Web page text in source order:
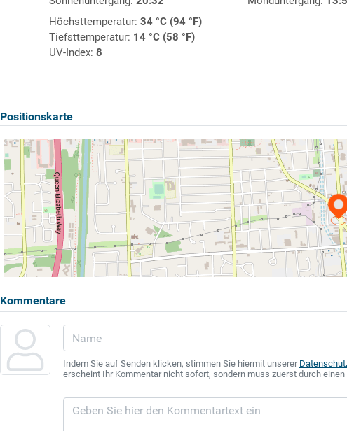
Höchsttemperatur: 34 °C (94 °F)
Tiefsttemperatur: 14 °C (58 °F)
UV-Index: 8
Positionskarte
Kommentare
Indem Sie auf Senden klicken, stimmen Sie hiermit unserer
erscheint Ihr Kommentar nicht sofort, sondern muss zuerst durch